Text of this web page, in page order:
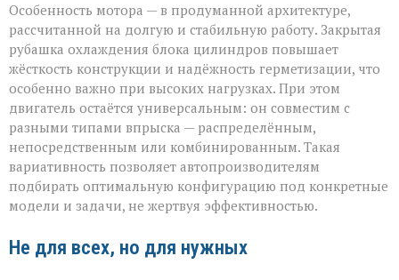
Особенность мотора — в продуманной архитектуре,
рассчитанной на долгую и стабильную работу. Закрытая
рубашка охлаждения блока цилиндров повышает
жёсткость конструкции и надёжность герметизации, что
особенно важно при высоких нагрузках. При этом
двигатель остаётся универсальным: он совместим с
разными типами впрыска — распределённым,
непосредственным или комбинированным. Такая
вариативность позволяет автопроизводителям
подбирать оптимальную конфигурацию под конкретные
модели и задачи, не жертвуя эффективностью.
Не для всех, но для нужных